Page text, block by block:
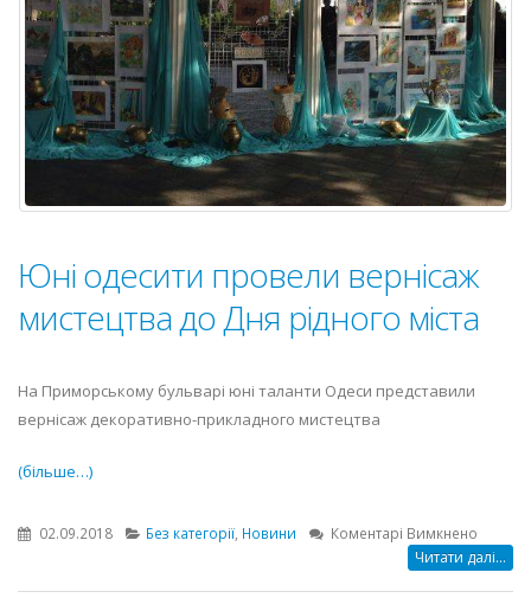
Юні одесити провели вернісаж
мистецтва до Дня рідного міста
На Приморському бульварі юні таланти Одеси представили
вернісаж декоративно-прикладного мистецтва
(більше…)
02.09.2018 Без категорії Новини Коментарі Вимкнено
Юні
Читати далі...